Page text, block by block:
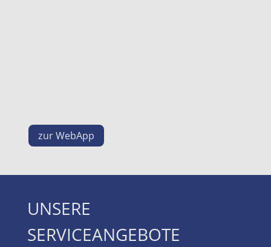
zur WebApp
UNSERE
SERVICEANGEBOTE